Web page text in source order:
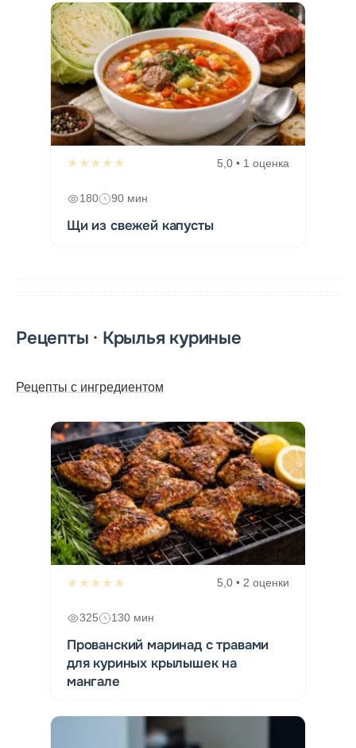
★★★★★ 5,0 • 1 оценка
180 90 мин
Щи из свежей капусты
Рецепты · Крылья куриные
Рецепты с ингредиентом
★★★★★ 5,0 • 2 оценки
325 130 мин
Прованский маринад с травами
для куриных крылышек на
мангале